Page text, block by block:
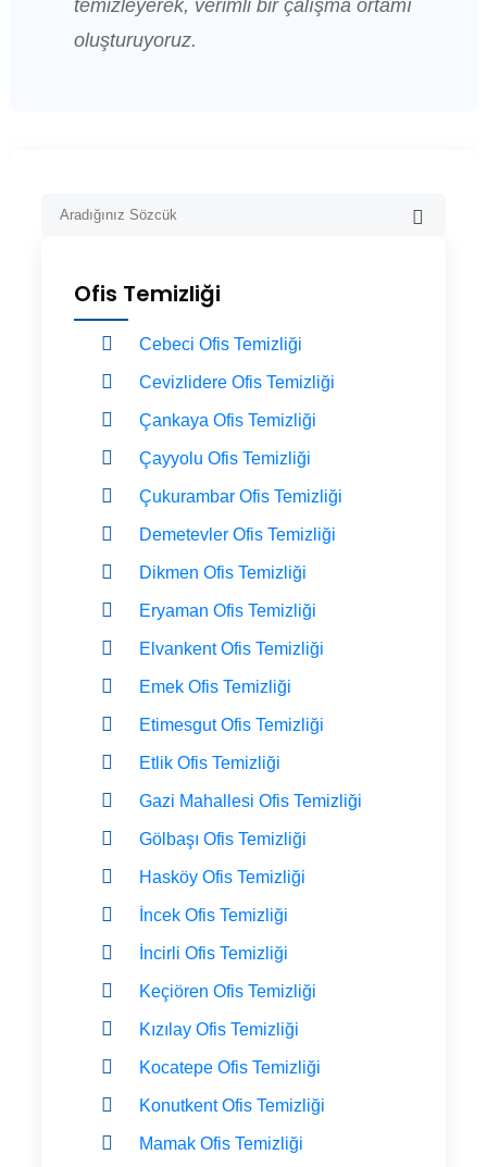
temizleyerek, verimli bir çalışma ortamı
oluşturuyoruz.
Ofis Temizliği
Cebeci Ofis Temizliği
Cevizlidere Ofis Temizliği
Çankaya Ofis Temizliği
Çayyolu Ofis Temizliği
Çukurambar Ofis Temizliği
Demetevler Ofis Temizliği
Dikmen Ofis Temizliği
Eryaman Ofis Temizliği
Elvankent Ofis Temizliği
Emek Ofis Temizliği
Etimesgut Ofis Temizliği
Etlik Ofis Temizliği
Gazi Mahallesi Ofis Temizliği
Gölbaşı Ofis Temizliği
Hasköy Ofis Temizliği
İncek Ofis Temizliği
İncirli Ofis Temizliği
Keçiören Ofis Temizliği
Kızılay Ofis Temizliği
Kocatepe Ofis Temizliği
Konutkent Ofis Temizliği
Mamak Ofis Temizliği